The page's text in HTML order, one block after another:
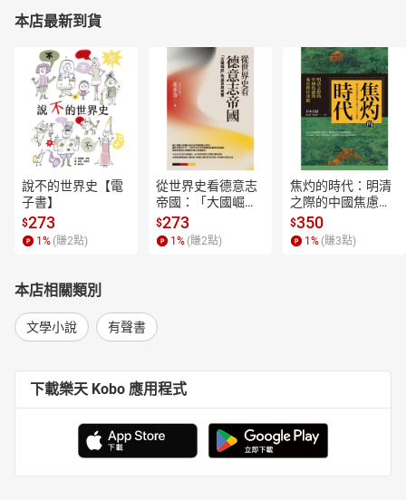
本店最新到貨
說不的世界史【電
子書】
$273
1% (賺2點)
從世界史看德意志
帝國：「大國崛
起」的迷思與真實
【電子書】
$273
1% (賺2點)
焦灼的時代：明清
之際的中國焦慮與
東亞秩序重組【電
子書】
$350
1% (賺3點)
本店相關類別
文學小說 有聲書
下載樂天 Kobo 應用程式